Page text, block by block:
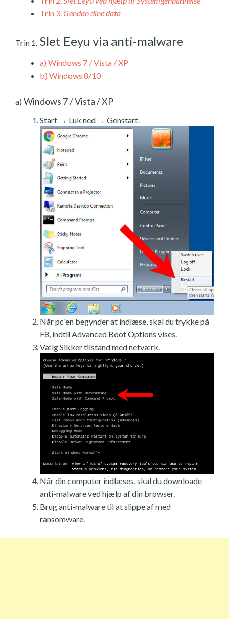
Trin 3.Gendan dine data
Trin 1. Slet Eeyu via anti-malware
a) Windows 7 / Vista / XP
b) Windows 8/10
a) Windows 7 / Vista / XP
Start → Luk ned → Genstart.
Når pc'en begynder at indlæse, skal du trykke på
F8, indtil Advanced Boot Options vises.
Vælg Sikker tilstand med netværk.
Når din computer indlæses, skal du downloade
anti-malware ved hjælp af din browser.
Brug anti-malware til at slippe af med
ransomware.